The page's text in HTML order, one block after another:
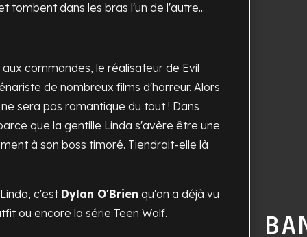
tombent dans les bras l'un de l'autre...
aux commandes, le réalisateur de Evil
de nombreux films d'horreur. Alors
sera pas romantique du tout ! Dans
que la gentille Linda s'avère être une
à son boss timoré. Tiendrait-elle là
c'est Dylan O'Brien qu'on a déjà vu
ou encore la série Teen Wolf.